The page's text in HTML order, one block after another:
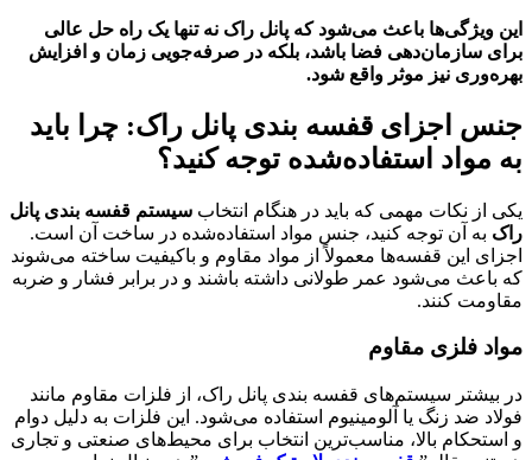
این ویژگی‌ها باعث می‌شود که پانل راک نه تنها یک راه حل عالی
برای سازمان‌دهی فضا باشد، بلکه در صرفه‌جویی زمان و افزایش
بهره‌وری نیز موثر واقع شود.
جنس اجزای قفسه بندی پانل راک: چرا باید
به مواد استفاده‌شده توجه کنید؟
یکی از نکات مهمی که باید در هنگام انتخاب سیستم قفسه بندی پانل
راک به آن توجه کنید، جنس مواد استفاده‌شده در ساخت آن است.
اجزای این قفسه‌ها معمولاً از مواد مقاوم و باکیفیت ساخته می‌شوند
که باعث می‌شود عمر طولانی داشته باشند و در برابر فشار و ضربه
مقاومت کنند.
مواد فلزی مقاوم
در بیشتر سیستم‌های قفسه بندی پانل راک، از فلزات مقاوم مانند
فولاد ضد زنگ یا آلومینیوم استفاده می‌شود. این فلزات به دلیل دوام
و استحکام بالا، مناسب‌ترین انتخاب برای محیط‌های صنعتی و تجاری